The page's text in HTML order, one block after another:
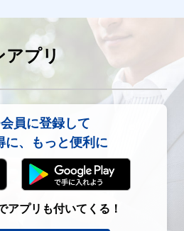
アプリ
員に登録して
に、もっと便利に
アプリも付いてくる！